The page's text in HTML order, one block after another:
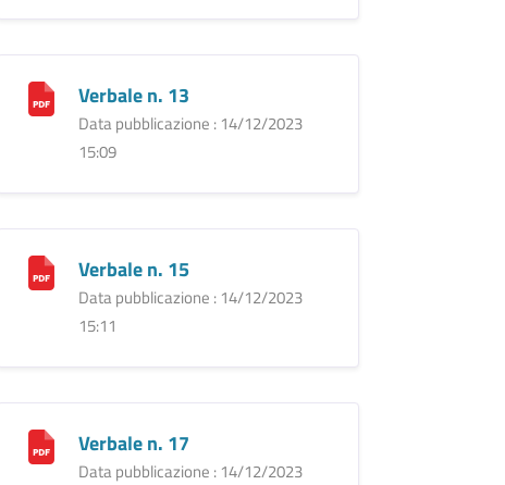
Verbale n. 13
Data pubblicazione : 14/12/2023
15:09
Verbale n. 15
Data pubblicazione : 14/12/2023
15:11
Verbale n. 17
Data pubblicazione : 14/12/2023